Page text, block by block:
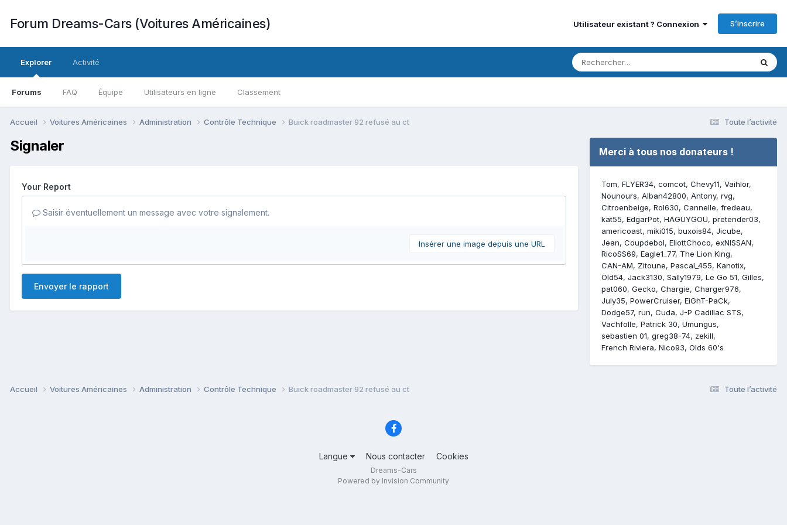
Forum Dreams-Cars (Voitures Américaines) Utilisateur existant ? Connexion S’inscrire
Explorer
Forums FAQ Équipe Utilisateurs en ligne Classement
Activité
Toute l’activité
Accueil Voitures Américaines Administration Contrôle Technique Buick roadmaster 92 refusé au ct
Signaler
Your Report
Saisir éventuellement un message avec votre signalement.
Insérer une image depuis une URL
Envoyer le rapport
Merci à tous nos donateurs !
Tom FLYER34 comcot Chevy11 Vaihlor
Nounours Alban42800 Antony rvg
Citroenbeige Rol630 Cannelle fredeau
kat55 EdgarPot HAGUYGOU pretender03
americoast miki015 buxois84 Jicube
Jean Coupdebol EliottChoco exNISSAN
RicoSS69 Eagle1_77 The Lion King
CAN-AM
Zitoune Pascal_455 Kanotix
Old54 Jack3130 Sally1979 Le Go 51 Gilles
pat060 Gecko Chargie Charger976
July35 PowerCruiser EiGhT-PaCk
Dodge57 run Cuda J-P Cadillac STS
Vachfolle Patrick 30 Umungus
sebastien 01 greg38-74 zekill
French Riviera Nico93 Olds 60's
Toute l’activité
Accueil Voitures Américaines Administration Contrôle Technique Buick roadmaster 92 refusé au ct
Langue Nous contacter Cookies
Dreams-Cars
Powered by Invision Community